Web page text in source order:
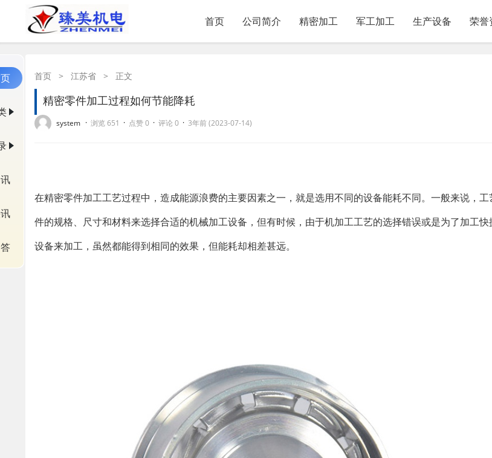
首页 公司简介 精密加工 军工加工 生产设备 荣誉
首页 > 江苏省 > 正文
精密零件加工过程如何节能降耗
system · 浏览 651 · 点赞 0 · 评论 0 · 3年前 (2023-07-14)
在精密零件加工工艺过程中，造成能源浪费的主要因素之一，就是选用不同的设备能耗不同。一般来说，
件的规格、尺寸和材料来选择合适的机械加工设备，但有时候，由于机加工工艺的选择错误或是为了加工
设备来加工，虽然都能得到相同的效果，但能耗却相差甚远。